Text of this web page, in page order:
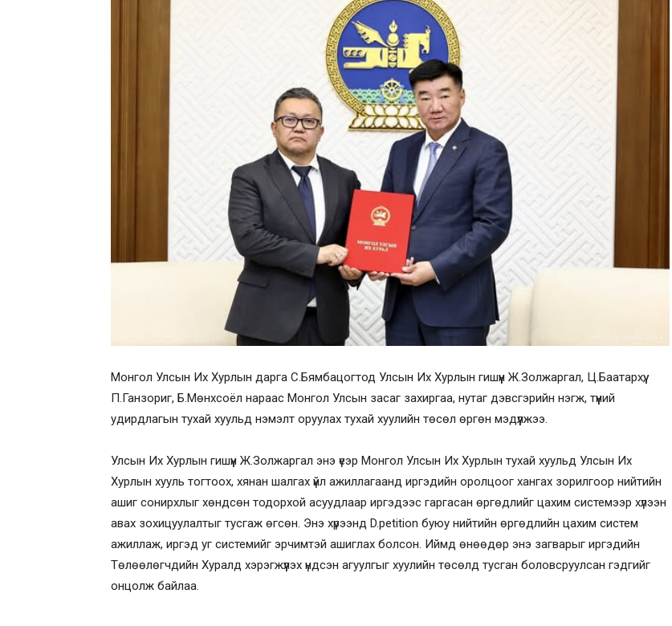
Монгол Улсын Их Хурлын дарга С.Бямбацогтод Улсын Их Хурлын гишүүн Ж.Золжаргал, Ц.Баатархүү,
П.Ганзориг, Б.Мөнхсоёл нараас Монгол Улсын засаг захиргаа, нутаг дэвсгэрийн нэгж, түүний
удирдлагын тухай хуульд нэмэлт оруулах тухай хуулийн төсөл өргөн мэдүүлжээ.
Улсын Их Хурлын гишүүн Ж.Золжаргал энэ үеэр Монгол Улсын Их Хурлын тухай хуульд Улсын Их
Хурлын хууль тогтоох, хянан шалгах үйл ажиллагаанд иргэдийн оролцоог хангах зорилгоор нийтийн
ашиг сонирхлыг хөндсөн тодорхой асуудлаар иргэдээс гаргасан өргөдлийг цахим системээр хүлээн
авах зохицуулалтыг тусгаж өгсөн. Энэ хүрээнд D.petition буюу нийтийн өргөдлийн цахим систем
ажиллаж, иргэд уг системийг эрчимтэй ашиглах болсон. Иймд өнөөдөр энэ загварыг иргэдийн
Төлөөлөгчдийн Хуралд хэрэгжүүлэх үндсэн агуулгыг хуулийн төсөлд тусган боловсруулсан гэдгийг
онцолж байлаа.